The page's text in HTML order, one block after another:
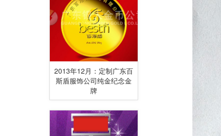
2013年12月：定制广东百
斯盾服饰公司纯金纪念金
牌